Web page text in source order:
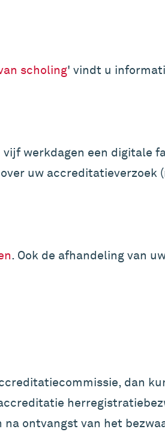
scholing' vindt u
werkdagen een digitale
uw accreditatieverzoek
. Ook de afhandeling van
dan
ontvangst van het